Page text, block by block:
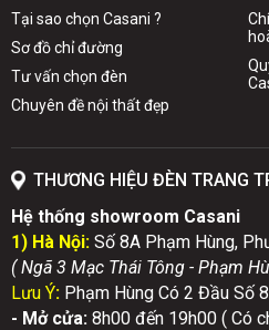
Tại sao chọn Casani ?
Sơ đồ chỉ đường
Tư vấn chọn đèn
Chuyên đề nội thất đẹp
THƯƠNG HIỆU ĐÈN TRANG
Hệ thống showroom Casani
1) Hà Nội: Số 8A Phạm Hùng,
( Ngã 3 Mạc Thái Tông - Phạm
Lưu Ý: Phạm Hùng Có 2 Đầu Số 8
- Mở cửa: 8h00 đến 19h00 ( Có